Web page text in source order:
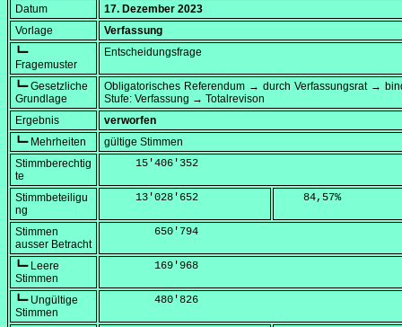
Datum
17. Dezember 2023
Vorlage
Verfassung
┗━
Fragemuster
Entscheidungsfrage
┗━ Gesetzliche
Grundlage
Obligatorisches Referendum → durch Verfassungsrat →
Stufe: Verfassung → Totalrevison
Ergebnis
verworfen
┗━ Mehrheiten
gültige Stimmen
Stimmberechtig
te
     15'406'352
Stimmbeteiligu
ng
     13'028'652
    84,57
%
Stimmen
ausser Betracht
        650'794
┗━ Leere
Stimmen
        169'968
┗━ Ungültige
Stimmen
        480'826